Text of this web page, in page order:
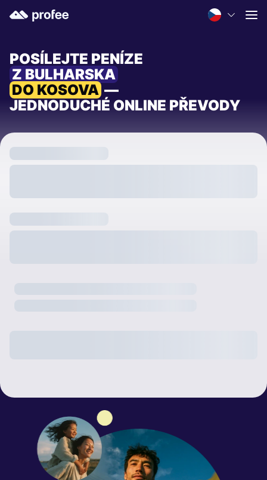
POSÍLEJTE PENÍZE
Z BULHARSKA
DO KOSOVA —
JEDNODUCHÉ ONLINE PŘEVODY